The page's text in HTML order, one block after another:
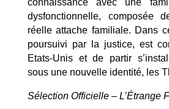
dysfonctionnelle, composée
réelle attache familiale. Dans
poursuivi par la justice, est
Etats-Unis et de partir
sous une nouvelle identité, les
Sélection Officielle – L’Étrange